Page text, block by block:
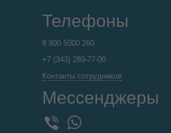
Телефоны
8 800 5000 260
+7 (343) 289-77-00
Контакты сотрудников
Мессенджеры
WhatsApp